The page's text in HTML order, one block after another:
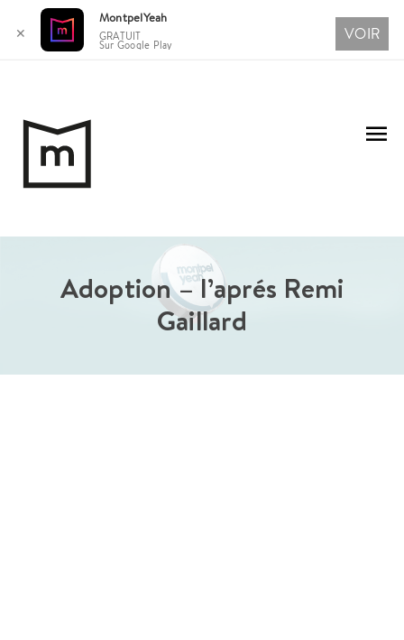
contenu
Adoption – l’aprés Remi
Gaillard
✕
MontpelYeah
GRATUIT
Sur Google Play
VOIR